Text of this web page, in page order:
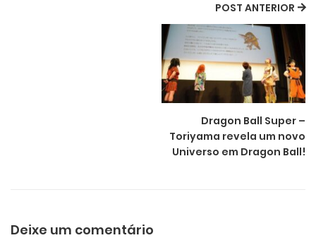
POST ANTERIOR
Dragon Ball Super –
Toriyama revela um novo
Universo em Dragon Ball!
Deixe um comentário